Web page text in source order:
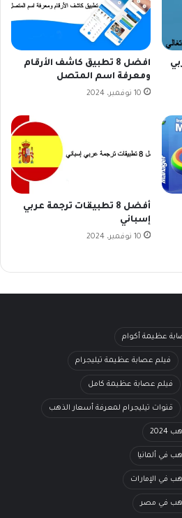
افضل 8 تطبيق كاشف الأرقام
ومعرفة اسم المتصل
10 نوفمبر، 2024
أفضل 8 تطبيقات ترجمة عربي
إسباني
10 نوفمبر، 2024
عظيمة أكوام
فيلم عصابة عظيمة تيليجرام
فيلم عصابة عظيمة كامل
قنوات تيليجرام لمعرفة أسعار الذهب
في ألمانيا
في الإمارات
في مصر